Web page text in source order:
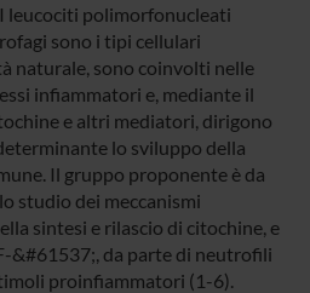
leucociti polimorfonucleati
sono i tipi cellulari
naturale, sono coinvolti nelle
infiammatori e, mediante il
e altri mediatori, dirigono
lo sviluppo della
Il gruppo proponente è da
studio dei meccanismi
sintesi e rilascio di citochine, e
&#61537;, da parte di neutrofili
proinfiammatori (1-6).